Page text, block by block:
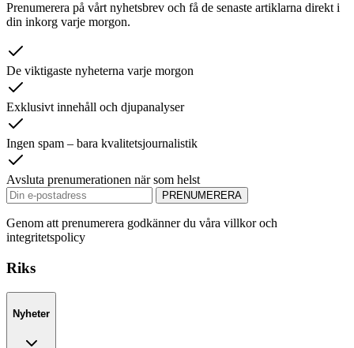
Prenumerera på vårt nyhetsbrev och få de senaste artiklarna direkt i
din inkorg varje morgon.
De viktigaste nyheterna varje morgon
Exklusivt innehåll och djupanalyser
Ingen spam – bara kvalitetsjournalistik
Avsluta prenumerationen när som helst
PRENUMERERA
Genom att prenumerera godkänner du våra villkor och
integritetspolicy
Riks
Nyheter